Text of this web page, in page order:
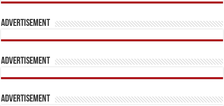
Advertisement
Advertisement
Advertisement